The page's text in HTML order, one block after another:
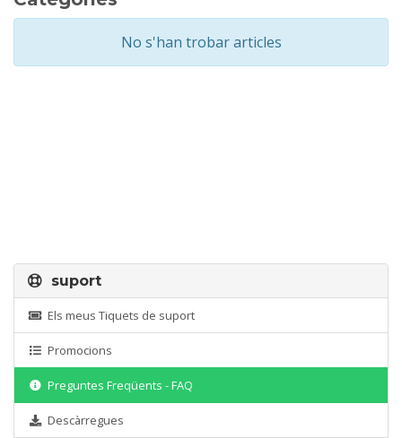
No s'han trobar articles
suport
Els meus Tiquets de suport
Promocions
Preguntes Freqüents - FAQ
Descàrregues